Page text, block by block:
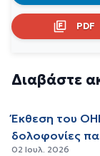
PDF
Διαβάστε
Έκθεση του
δολοφονίες
02 Ιουλ. 2026